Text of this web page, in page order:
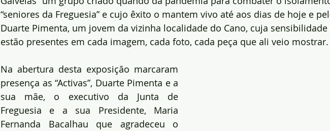
“seniores da Freguesia” e cujo êxito o mantem vivo até aos dias de hoje e
Duarte Pimenta, um jovem da vizinha localidade do Cano, cuja sensibilidade
estão presentes em cada imagem, cada foto, cada peça que ali veio mostrar.
Na abertura desta exposição marcaram
presença as “Activas”, Duarte Pimenta e a
sua mãe, o executivo da Junta de
Freguesia e a sua Presidente, Maria
Fernanda Bacalhau que agradeceu o